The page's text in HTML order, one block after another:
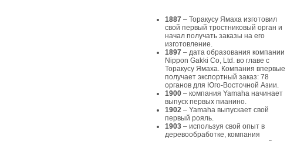
1887 – Торакусу Ямаха изготовил
свой первый тростниковый орган и
начал получать заказы на его
изготовление.
1897 – дата образования компании
Nippon Gakki Co, Ltd. во главе с
Торакусу Ямаха. Компания впервые
получает экспортный заказ: 78
органов для Юго-Восточной Азии.
1900 – компания Yamaha начинает
выпуск первых пианино.
1902 – Yamaha выпускает свой
первый рояль.
1903 – используя свой опыт в
деревообработке, компания